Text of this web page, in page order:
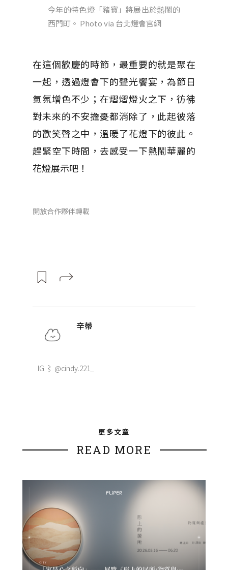
今年的特色燈「豬寶」將展出於熱鬧的
西門町。 Photo via 台北燈會官網
在這個歡慶的時節，最重要的就是聚在
一起，透過燈會下的聲光饗宴，為節日
氣氛增色不少；在熠熠燈火之下，彷彿
對未來的不安擔憂都消除了，此起彼落
的歡笑聲之中，溫暖了花燈下的彼此。
趕緊空下時間，去感受一下熱鬧華麗的
花燈展示吧！
開放合作夥伴轉載
辛蒂
IG ⌇ @cindy.221_
更多文章
READ MORE